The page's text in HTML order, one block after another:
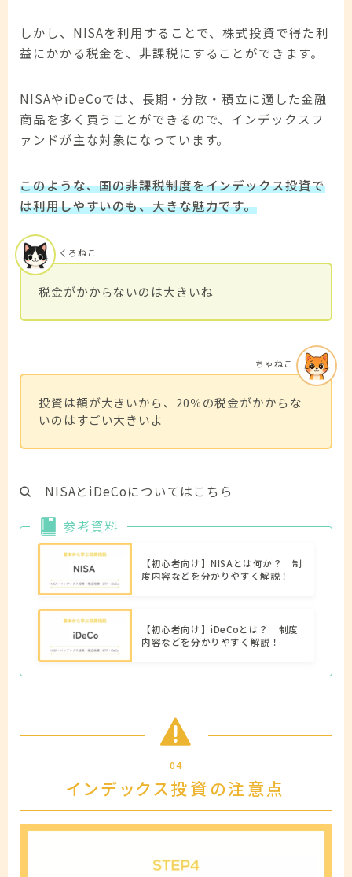
しかし、NISAを利用することで、株式投資で得た利
益にかかる税金を、非課税にすることができます。
NISAやiDeCoでは、長期・分散・積立に適した金融
商品を多く買うことができるので、インデックスフ
ァンドが主な対象になっています。
このような、国の非課税制度をインデックス投資で
は利用しやすいのも、大きな魅力です。
税金がかからないのは大きいね
くろねこ
投資は額が大きいから、20％の税金がかからな
いのはすごい大きいよ
ちゃねこ
NISAとiDeCoについてはこちら
参考資料
【初心者向け】NISAとは何か？ 制
度内容などを分かりやすく解説！
【初心者向け】iDeCoとは？ 制度
内容などを分かりやすく解説！
04
インデックス投資の注意点